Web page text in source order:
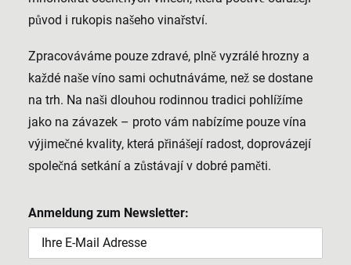
původ i rukopis našeho vinařství.
Zpracováváme pouze zdravé, plně vyzrálé hrozny a
každé naše víno sami ochutnáváme, než se dostane
na trh. Na naši dlouhou rodinnou tradici pohlížíme
jako na závazek – proto vám nabízíme pouze vína
výjimečné kvality, která přinášejí radost, doprovázejí
společná setkání a zůstávají v dobré paměti.
Anmeldung zum Newsletter: